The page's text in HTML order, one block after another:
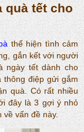
quà tết cho
thể hiện tình cảm
gắn kết với người
ngày tết dành cho
thông điệp gửi gắm
quà. Có rất nhiều
đây là 3 gợi ý nhỏ
về vấn đề này.